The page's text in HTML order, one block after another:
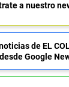
a nuestro
de EL
desde Google